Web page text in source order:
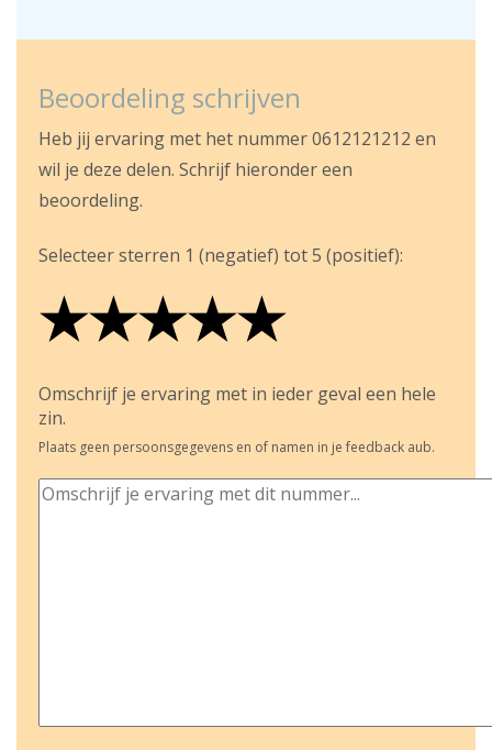
Beoordeling schrijven
Heb jij ervaring met het nummer 0612121212 en
wil je deze delen. Schrijf hieronder een
beoordeling.
Selecteer sterren 1 (negatief) tot 5 (positief):
★
★★
★★★
★★★★
★★★★★
Omschrijf je ervaring met in ieder geval een hele
zin.
Plaats geen persoonsgegevens en of namen in je feedback aub.